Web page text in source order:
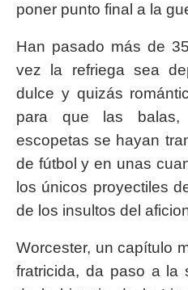
poner punto final a la
Han pasado más de
vez la refriega sea
dulce y quizás
para que las
escopetas se hayan
de fútbol y en unas
los únicos proyectiles
de los insultos del
Worcester, un capítulo
fratricida, da paso a la